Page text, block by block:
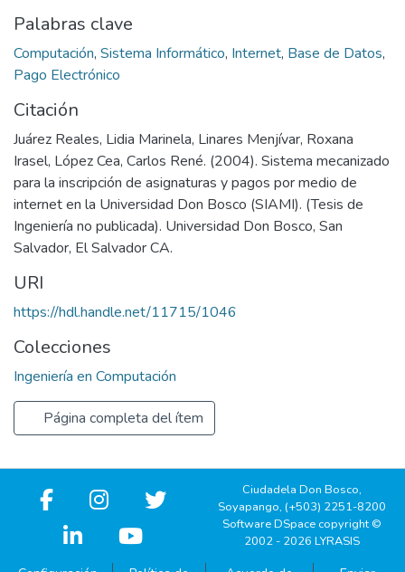
Palabras clave
Computación, Sistema Informático, Internet, Base de Datos,
Pago Electrónico
Citación
Juárez Reales, Lidia Marinela, Linares Menjívar, Roxana
Irasel, López Cea, Carlos René. (2004). Sistema mecanizado
para la inscripción de asignaturas y pagos por medio de
internet en la Universidad Don Bosco (SIAMI). (Tesis de
Ingeniería no publicada). Universidad Don Bosco, San
Salvador, El Salvador CA.
URI
https://hdl.handle.net/11715/1046
Colecciones
Ingeniería en Computación
Página completa del ítem
Ciudadela Don Bosco,
Soyapango, (+503) 2251-8200
Software DSpace copyright ©
2002 - 2026 LYRASIS